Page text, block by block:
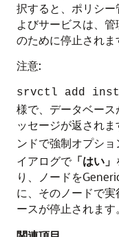
択すると、ポリシ
よびサービスは、
のために停止されま
注意:
srvctl add
様で、データベー
ッセージが返されま
ンドで強制オプショ
イアログで「はい」
り、ノードを
に、そのノードで
ースが停止されます。